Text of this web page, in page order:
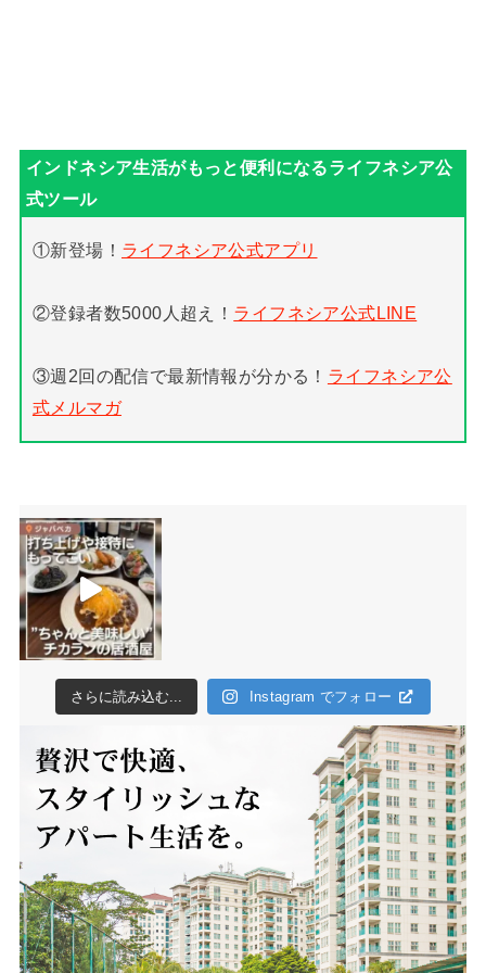
①新登場！ ライフネシア公式アプリ
②登録者数5000人超え！ ライフネシア公式LINE
③週2回の配信で最新情報が分かる！ ライフネシア公
式メルマガ
さらに読み込む... Instagram でフォロー